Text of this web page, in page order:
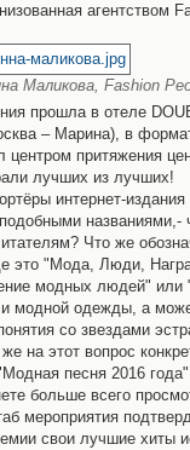
агентством
Маликова, Fashion
прошла в отеле
– Марина), в
центром притяжения
лучших из лучших!
интернет-
названиями,-
Что же
это "Мода, Люди,
модных людей" или
модной одежды, а
со звездами
на этот вопрос
песня 2016
больше всего
мероприятия
свои лучшие хиты